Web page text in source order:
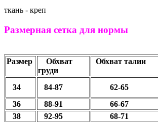
ткань - креп
Размерная сетка для нормы
Размер
Обхват
груди
Обхват талии
34 84-87 62-65
36 88-91 66-67
38
92-95 68-71